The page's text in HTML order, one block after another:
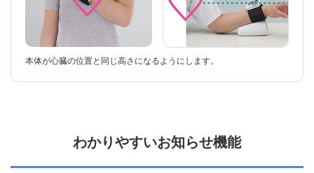
本体が心臓の位置と同じ高さになるようにします。
わかりやすいお知らせ機能